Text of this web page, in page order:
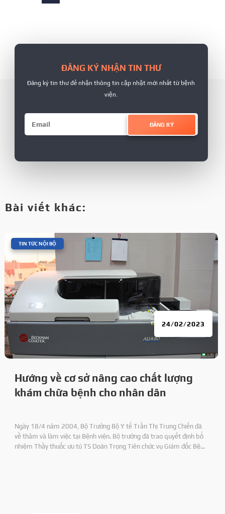
ĐĂNG KÝ NHẬN TIN THƯ
Đăng ký tin thư để nhận thông tin cập nhật mới nhất từ bệnh
viện.
ĐĂNG KÝ
Bài viết khác:
Hướng về cơ sở nâng cao chất lượng
khám chữa bệnh cho nhân dân
24/02/2023
TIN TỨC NỘI BỘ
Ngày 18/4 năm 2004, Bộ Trưởng Bộ Y tế Trần Thị Trung Chiến đã
về thăm và làm việc tại Bệnh viện. Bộ trưởng đã trao quyết định bổ
nhiệm Thầy thuốc ưu tú TS Doãn Trọng Tiên chức vụ Giám đốc Bệnh